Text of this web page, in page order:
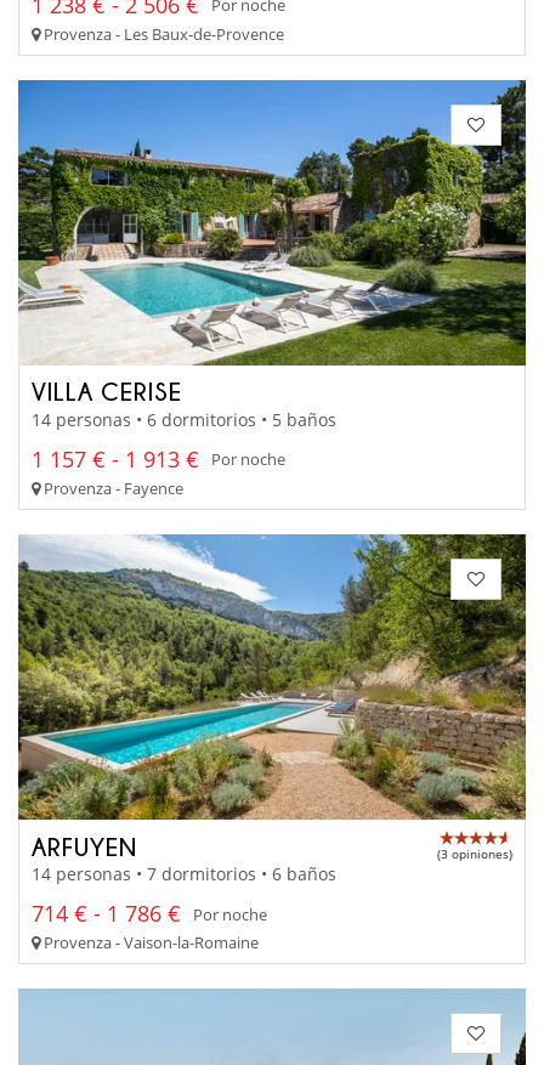
Por noche
Provenza - Les Baux-de-Provence
VILLA CERISE
14 personas • 6 dormitorios • 5 baños
1 157 € - 1 913 €
Por noche
Provenza - Fayence
ARFUYEN (3 opiniones)
14 personas • 7 dormitorios • 6 baños
714 € - 1 786 €
Por noche
Provenza - Vaison-la-Romaine